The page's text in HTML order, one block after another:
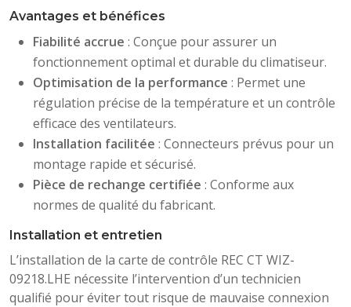
Avantages et bénéfices
Fiabilité accrue : Conçue pour assurer un
fonctionnement optimal et durable du climatiseur.
Optimisation de la performance : Permet une
régulation précise de la température et un contrôle
efficace des ventilateurs.
Installation facilitée : Connecteurs prévus pour un
montage rapide et sécurisé.
Pièce de rechange certifiée : Conforme aux
normes de qualité du fabricant.
Installation et entretien
L’installation de la carte de contrôle REC CT WIZ-
09218.LHE nécessite l’intervention d’un technicien
qualifié pour éviter tout risque de mauvaise connexion